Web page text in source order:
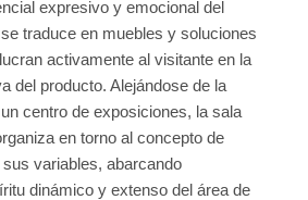
expresivo y emocional del
traduce en muebles y soluciones
activamente al visitante en la
del producto. Alejándose de la
centro de exposiciones, la sala
en torno al concepto de
variables, abarcando
dinámico y extenso del área de